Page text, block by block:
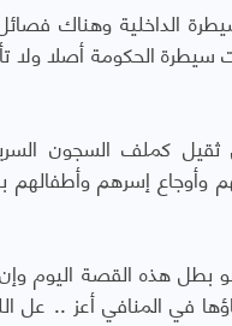
الداخلية وهناك
الحكومة أصلا ولا
كملف السجون
إسرهم وأطفالهم
بطل هذه القصة اليوم
في المنافي أعز ..